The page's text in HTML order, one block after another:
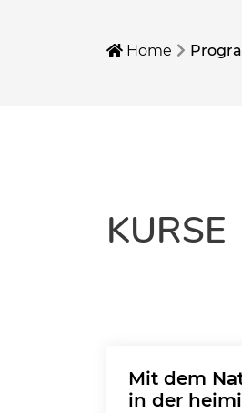
Home
KURSE
Mit dem
in der